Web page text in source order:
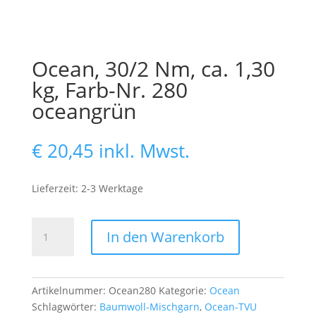
Ocean, 30/2 Nm, ca. 1,30
kg, Farb-Nr. 280
oceangrün
€20,45 inkl. Mwst.
Lieferzeit: 2-3 Werktage
30/2
1,30
kg,
In den Warenkorb
Artikelnummer: Ocean280 Kategorie: Ocean
Schlagwörter: Baumwoll-Mischgarn, Ocean-TVU